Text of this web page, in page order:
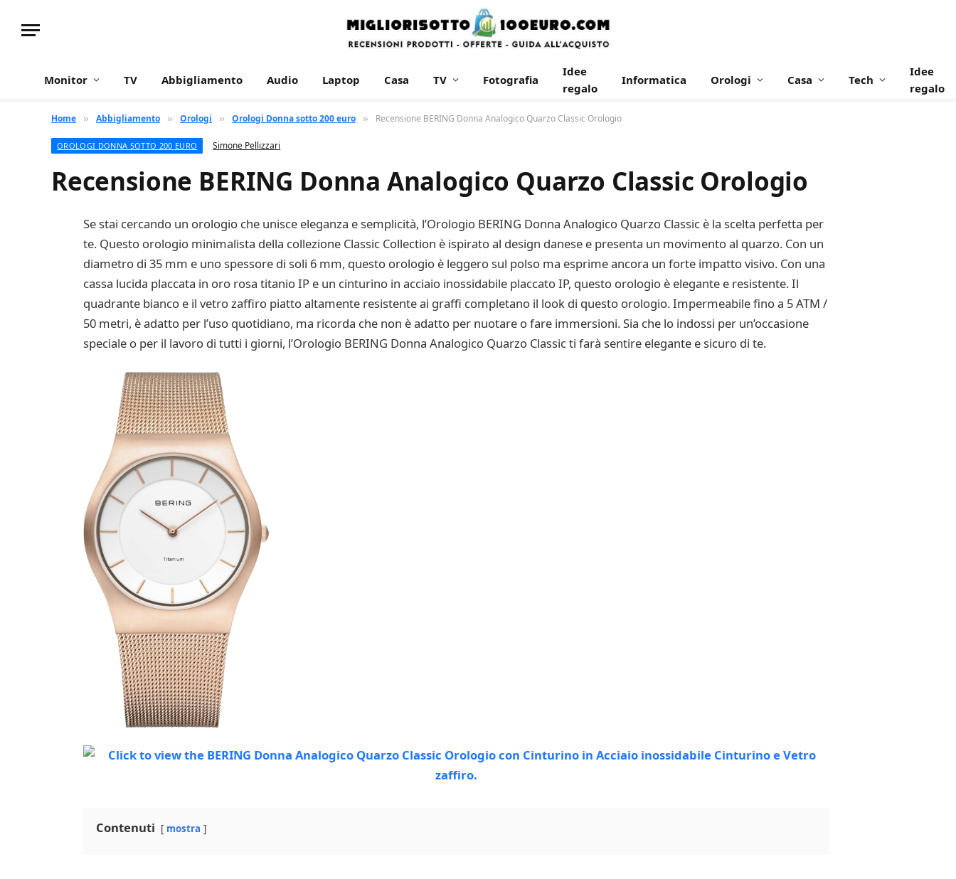
Monitor TV Abbigliamento Audio Laptop Casa TV Fotografia
Idee
regalo
Informatica Orologi Casa Tech
Idee
regalo
Home » Abbigliamento » Orologi » Orologi Donna sotto 200 euro » Recensione BERING Donna Analogico Quarzo Classic Orologio
OROLOGI DONNA SOTTO 200 EURO Simone Pellizzari
Recensione BERING Donna Analogico Quarzo Classic Orologio
Se stai cercando un orologio che unisce eleganza e semplicità, l’Orologio BERING Donna Analogico Quarzo Classic è la scelta perfetta per
te. Questo orologio minimalista della collezione Classic Collection è ispirato al design danese e presenta un movimento al quarzo. Con un
diametro di 35 mm e uno spessore di soli 6 mm, questo orologio è leggero sul polso ma esprime ancora un forte impatto visivo. Con una
cassa lucida placcata in oro rosa titanio IP e un cinturino in acciaio inossidabile placcato IP, questo orologio è elegante e resistente. Il
quadrante bianco e il vetro zaffiro piatto altamente resistente ai graffi completano il look di questo orologio. Impermeabile fino a 5 ATM /
50 metri, è adatto per l’uso quotidiano, ma ricorda che non è adatto per nuotare o fare immersioni. Sia che lo indossi per un’occasione
speciale o per il lavoro di tutti i giorni, l’Orologio BERING Donna Analogico Quarzo Classic ti farà sentire elegante e sicuro di te.
Contenuti mostra